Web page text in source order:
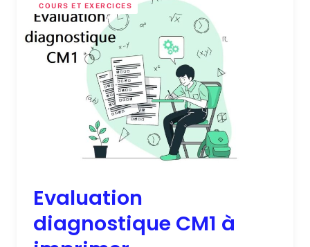
COURS ET EXERCICES
Evaluation
diagnostique CM1 à